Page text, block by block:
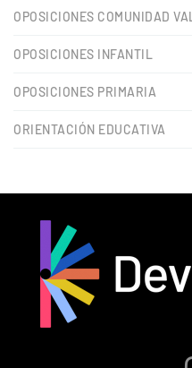
OPOSICIONES COMUNIDAD
OPOSICIONES INFANTIL
OPOSICIONES PRIMARIA
ORIENTACIÓN EDUCATIVA